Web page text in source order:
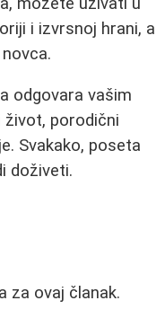
i izvrsnoj hrani, a
odgovara vašim
život, porodični
Svakako, poseta
doživeti.
za ovaj članak.